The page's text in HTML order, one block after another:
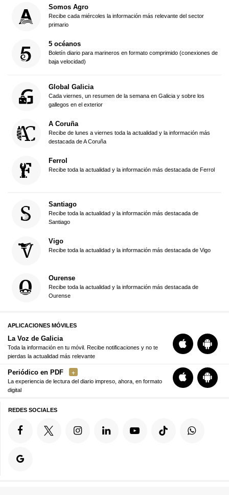
Somos Agro
Recibe cada miércoles la información más relevante del sector
primario
5 océanos
Boletín diario para marineros en formato comprimido (conexiones de
baja velocidad)
Global Galicia
Cada viernes, un resumen de la semana en Galicia y sobre los
gallegos en el exterior
A Coruña
Recibe de lunes a viernes toda la actualidad y la información más
destacada de A Coruña
Ferrol
Recibe toda la actualidad y la información más destacada de Ferrol
Santiago
Recibe toda la actualidad y la información más destacada de
Santiago
Vigo
Recibe toda la actualidad y la información más destacada de Vigo
Ourense
Recibe toda la actualidad y la información más destacada de
Ourense
APLICACIONES MÓVILES
La Voz de Galicia
Toda la información en tu móvil. Recibe notificaciones y no te
pierdas la actualidad más relevante
Periódico en PDF
La experiencia de lectura del diario impreso, ahora, en formato
digital
REDES SOCIALES